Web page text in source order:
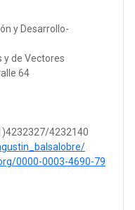
y Desarrollo-
y de Vectores
64
4232140
0000-0003-4690-79